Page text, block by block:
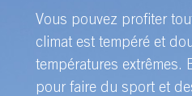
Vous pouvez profiter
climat est tempéré et
températures extrêmes.
pour faire du sport et